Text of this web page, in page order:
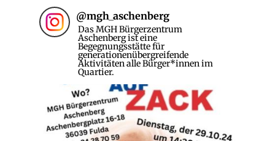
@mgh_aschenberg
Das MGH Bürgerzentrum
Aschenberg ist eine
Begegnungsstätte für
generationenübergreifende
Aktivitäten alle Bürger*innen im
Quartier.